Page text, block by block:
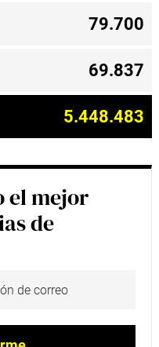
79.700
69.837
5.448.483
el mejor
de